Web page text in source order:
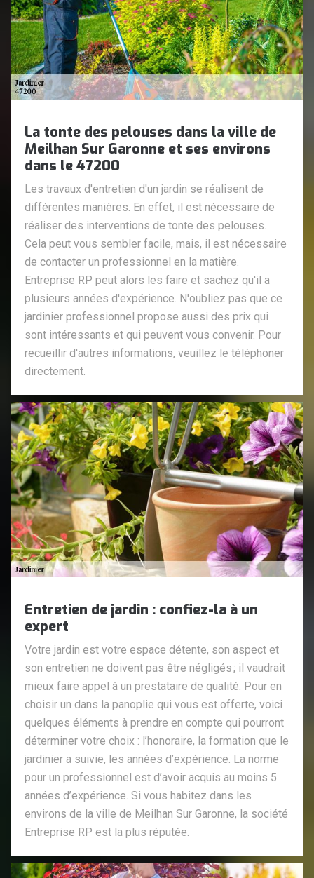
La tonte des pelouses dans la ville de
Meilhan Sur Garonne et ses environs
dans le 47200
Les travaux d'entretien d'un jardin se réalisent de
différentes manières. En effet, il est nécessaire de
réaliser des interventions de tonte des pelouses.
Cela peut vous sembler facile, mais, il est nécessaire
de contacter un professionnel en la matière.
Entreprise RP peut alors les faire et sachez qu'il a
plusieurs années d'expérience. N'oubliez pas que ce
jardinier professionnel propose aussi des prix qui
sont intéressants et qui peuvent vous convenir. Pour
recueillir d'autres informations, veuillez le téléphoner
directement.
Entretien de jardin : confiez-la à un
expert
Votre jardin est votre espace détente, son aspect et
son entretien ne doivent pas être négligés ; il vaudrait
mieux faire appel à un prestataire de qualité. Pour en
choisir un dans la panoplie qui vous est offerte, voici
quelques éléments à prendre en compte qui pourront
déterminer votre choix : l’honoraire, la formation que le
jardinier a suivie, les années d’expérience. La norme
pour un professionnel est d’avoir acquis au moins 5
années d’expérience. Si vous habitez dans les
environs de la ville de Meilhan Sur Garonne, la société
Entreprise RP est la plus réputée.